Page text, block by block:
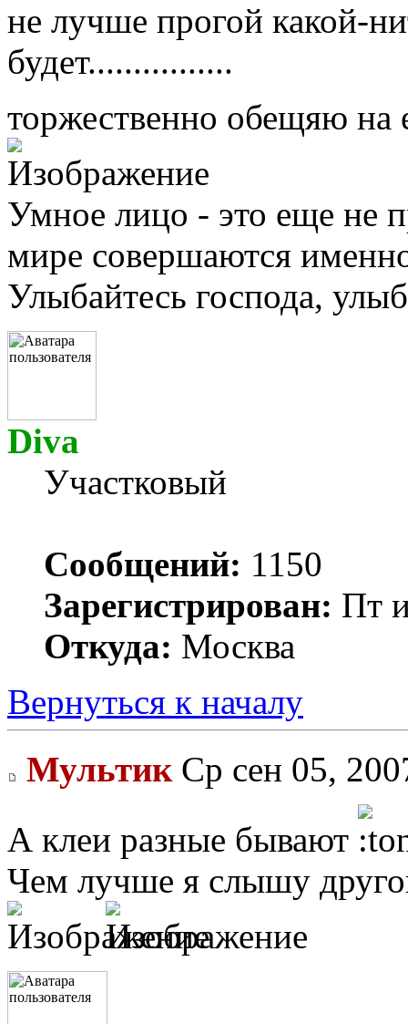
не лучше прогой какой-
будет................
торжественно обещяю на
Умное лицо - это еще не
мире совершаются
Улыбайтесь господа,
Diva
Участковый
Сообщений: 1150
Зарегистрирован: Пт
Откуда: Москва
Вернуться к началу
МультикСр сен 05,
А клеи разные бывают
Чем лучше я слышу